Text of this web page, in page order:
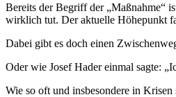
Bereits der Begriff der „Maßnahme“
wirklich tut. Der aktuelle Höhepunkt
Dabei gibt es doch einen
Oder wie Josef Hader einmal sagte:
Wie so oft und insbesondere in